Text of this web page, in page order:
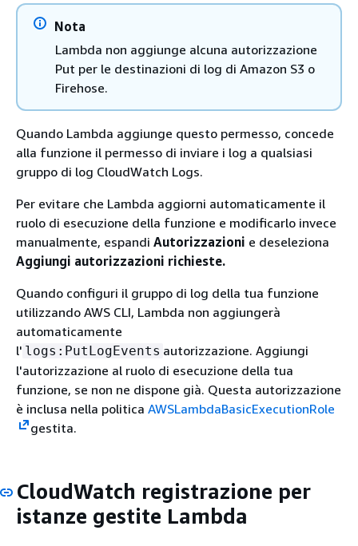
Nota
Lambda non aggiunge alcuna autorizzazione
Put per le destinazioni di log di Amazon S3 o
Firehose.
Quando Lambda aggiunge questo permesso, concede
alla funzione il permesso di inviare i log a qualsiasi
gruppo di log CloudWatch Logs.
Per evitare che Lambda aggiorni automaticamente il
ruolo di esecuzione della funzione e modificarlo invece
manualmente, espandi Autorizzazioni e deseleziona
Aggiungi autorizzazioni richieste.
Quando configuri il gruppo di log della tua funzione
utilizzando AWS CLI, Lambda non aggiungerà
automaticamente
l' logs:PutLogEvents autorizzazione. Aggiungi
l'autorizzazione al ruolo di esecuzione della tua
funzione, se non ne dispone già. Questa autorizzazione
è inclusa nella politica AWSLambdaBasicExecutionRole
gestita.
CloudWatch registrazione per
istanze gestite Lambda